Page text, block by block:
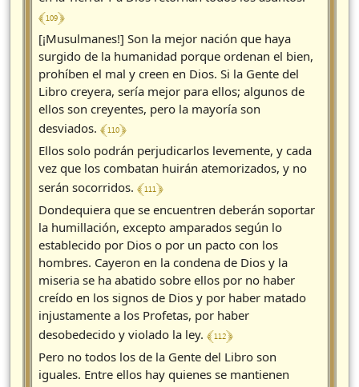
﴾ 109 ﴿
[¡Musulmanes!] Son la mejor nación que haya
surgido de la humanidad porque ordenan el bien,
prohíben el mal y creen en Dios. Si la Gente del
Libro creyera, sería mejor para ellos; algunos de
ellos son creyentes, pero la mayoría son
desviados. ﴾ 110 ﴿
Ellos solo podrán perjudicarlos levemente, y cada
vez que los combatan huirán atemorizados, y no
serán socorridos. ﴾ 111 ﴿
Dondequiera que se encuentren deberán soportar
la humillación, excepto amparados según lo
establecido por Dios o por un pacto con los
hombres. Cayeron en la condena de Dios y la
miseria se ha abatido sobre ellos por no haber
creído en los signos de Dios y por haber matado
injustamente a los Profetas, por haber
desobedecido y violado la ley. ﴾ 112 ﴿
Pero no todos los de la Gente del Libro son
iguales. Entre ellos hay quienes se mantienen